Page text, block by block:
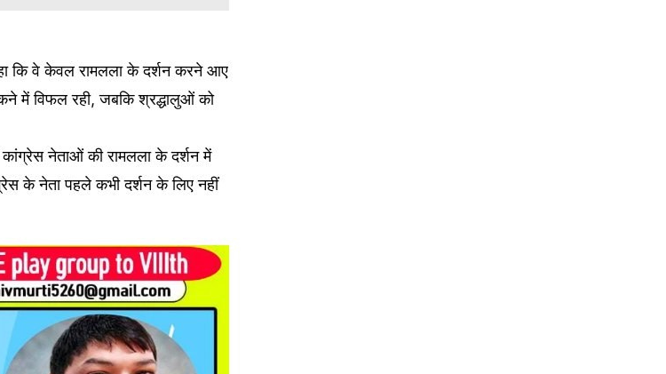
कि वे केवल रामलला के दर्शन करने आए
में विफल रही, जबकि श्रद्धालुओं को
नेताओं की रामलला के दर्शन में
के नेता पहले कभी दर्शन के लिए नहीं